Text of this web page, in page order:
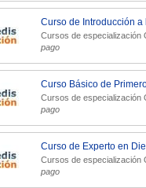
Curso de Introducción
Cursos de especialización
pago
Curso Básico de
Cursos de especialización
pago
Curso de Experto en
Cursos de especialización
pago